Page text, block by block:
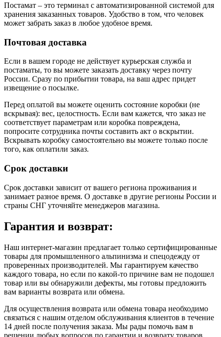
Постамат – это терминал с автоматизированной системой для
хранения заказанных товаров. Удобство в том, что человек
может забрать заказ в любое удобное время.
Почтовая доставка
Если в вашем городе не действует курьерская служба и
постаматы, то вы можете заказать доставку через почту
России. Сразу по прибытии товара, на ваш адрес придет
извещение о посылке.
Перед оплатой вы можете оценить состояние коробки (не
вскрывая): вес, целостность. Если вам кажется, что заказ не
соответствует параметрам или коробка повреждена,
попросите сотрудника почты составить акт о вскрытии.
Вскрывать коробку самостоятельно вы можете только после
того, как оплатили заказ.
Срок доставки
Срок доставки зависит от вашего региона проживания и
занимает разное время. О доставке в другие регионы России и
страны СНГ уточняйте менеджеров магазина.
Гарантия и возврат:
Наш интернет-магазин предлагает только сертифицированные
товары для промышленного альпинизма и спецодежду от
проверенных производителей. Мы гарантируем качество
каждого товара, но если по какой-то причине вам не подошел
товар или вы обнаружили дефекты, мы готовы предложить
вам варианты возврата или обмена.
Для осуществления возврата или обмена товара необходимо
связаться с нашим отделом обслуживания клиентов в течение
14 дней после получения заказа. Мы рады помочь вам в
решении любых вопросов по гарантии и возврату товаров.